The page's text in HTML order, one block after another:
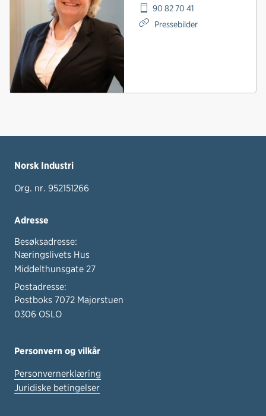
90 82 70 41
Pressebilder
Norsk Industri
Org. nr. 952151266
Adresse
Besøksadresse:
Næringslivets Hus
Middelthunsgate 27
Postadresse:
Postboks 7072 Majorstuen
0306 OSLO
Personvern og vilkår
Personvernerklæring
Juridiske betingelser